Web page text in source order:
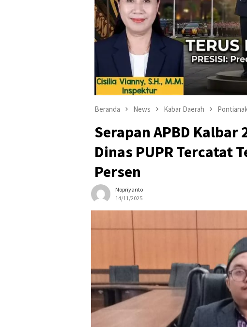
Beranda News Kabar Daerah
Serapan APBD Kalbar
Dinas PUPR Tercatat
Persen
Nopriyanto
14/11/2025